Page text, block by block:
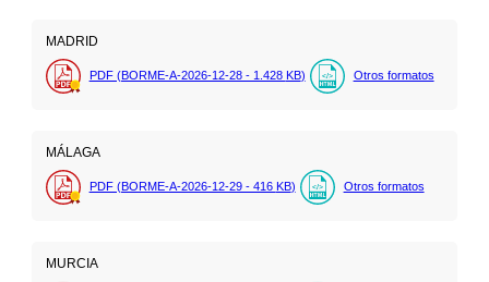
MADRID
PDF (BORME-A-2026-12-28 - 1.428 KB) Otros formatos
MÁLAGA
PDF (BORME-A-2026-12-29 - 416 KB) Otros formatos
MURCIA